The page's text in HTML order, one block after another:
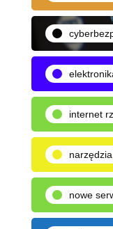
internet
narzędzia
nowe